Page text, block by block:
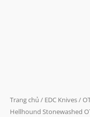
Trang chủ / EDC Knives/
Hellhound Stonewashed